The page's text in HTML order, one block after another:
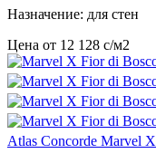
Назначение: для стен
Цена от 12 128 c/м2
Atlas Concorde Marvel X